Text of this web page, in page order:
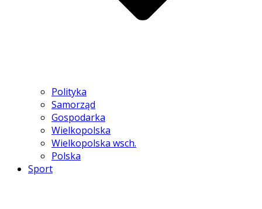
Polityka
Samorząd
Gospodarka
Wielkopolska
Wielkopolska wsch.
Polska
Sport